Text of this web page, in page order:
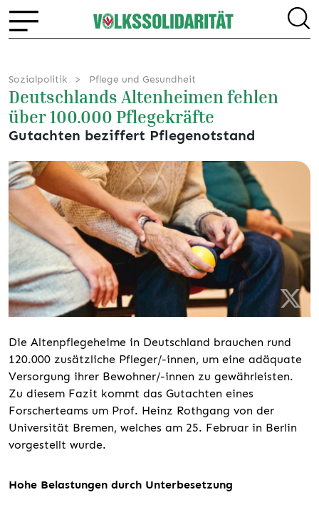
Sozialpolitik Pflege und Gesundheit
Deutschlands Altenheimen fehlen
über 100.000 Pflegekräfte
Gutachten beziffert Pflegenotstand
Die Altenpflegeheime in Deutschland brauchen rund
120.000 zusätzliche Pfleger/-innen, um eine adäquate
Versorgung ihrer Bewohner/-innen zu gewährleisten.
Zu diesem Fazit kommt das Gutachten eines
Forscherteams um Prof. Heinz Rothgang von der
Universität Bremen, welches am 25. Februar in Berlin
vorgestellt wurde.
Hohe Belastungen durch Unterbesetzung